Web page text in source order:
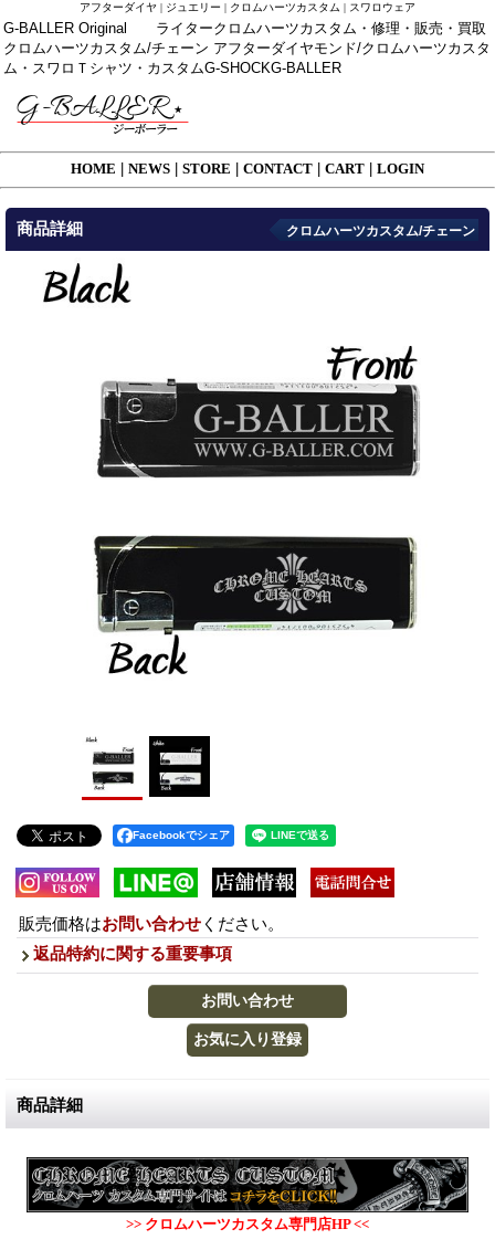
アフターダイヤ | ジュエリー | クロムハーツカスタム | スワロウェア
G-BALLER Original ライタークロムハーツカスタム・修理・販売・買取
クロムハーツカスタム/チェーン アフターダイヤモンド/クロムハーツカスタ
ム・スワロＴシャツ・カスタムG-SHOCKG-BALLER
HOME NEWS STORE CONTACT CART LOGIN
商品詳細 クロムハーツカスタム/チェーン
Facebookでシェア
販売価格はお問い合わせ ください。
返品特約に関する重要事項
商品詳細
>> クロムハーツカスタム専門店HP <<